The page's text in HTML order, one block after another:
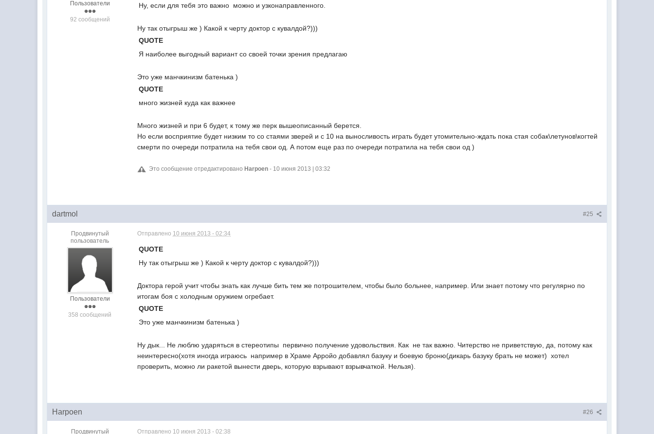
Пользователи
92 сообщений
Ну, если для тебя это важно  можно и узконаправленного.
Ну так отыгрыш же ) Какой к черту доктор с кувалдой?)))
QUOTE
Я наиболее выгодный вариант со своей точки зрения предлагаю
Это уже манчкинизм батенька )
QUOTE
много жизней куда как важнее
Много жизней и при 6 будет, к тому же перк вышеописанный берется.
Но если восприятие будет низким то со стаями зверей и с 10 на выносливость играть будет утомительно-ждать пока стая собак\летунов\когтей
смерти по очереди потратила на тебя свои од. А потом еще раз по очереди потратила на тебя свои од )
Это сообщение отредактировано Harpoen - 10 июня 2013 | 03:32
#25
dartmol
Продвинутый
пользователь
Пользователи
358 сообщений
Отправлено 10 июня 2013 - 02:34
QUOTE
Ну так отыгрыш же ) Какой к черту доктор с кувалдой?)))
Доктора герой учит чтобы знать как лучше бить тем же потрошителем, чтобы было больнее, например. Или знает потому что регулярно по
итогам боя с холодным оружием огребает.
QUOTE
Это уже манчкинизм батенька )
Ну дык... Не люблю ударяться в стереотипы  первично получение удовольствия. Как  не так важно. Читерство не приветствую, да, потому как
неинтересно(хотя иногда играюсь  например в Храме Арройо добавлял базуку и боевую броню(дикарь базуку брать не может)  хотел
проверить, можно ли ракетой вынести дверь, которую взрывают взрывчаткой. Нельзя).
#26
Harpoen
Продвинутый Отправлено 10 июня 2013 - 02:38